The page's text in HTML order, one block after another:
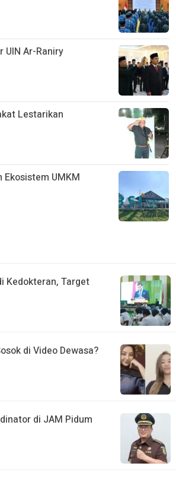
UIN Ar-Raniry
Lestarikan
Ekosistem UMKM
Kedokteran, Target
di Video Dewasa?
di JAM Pidum